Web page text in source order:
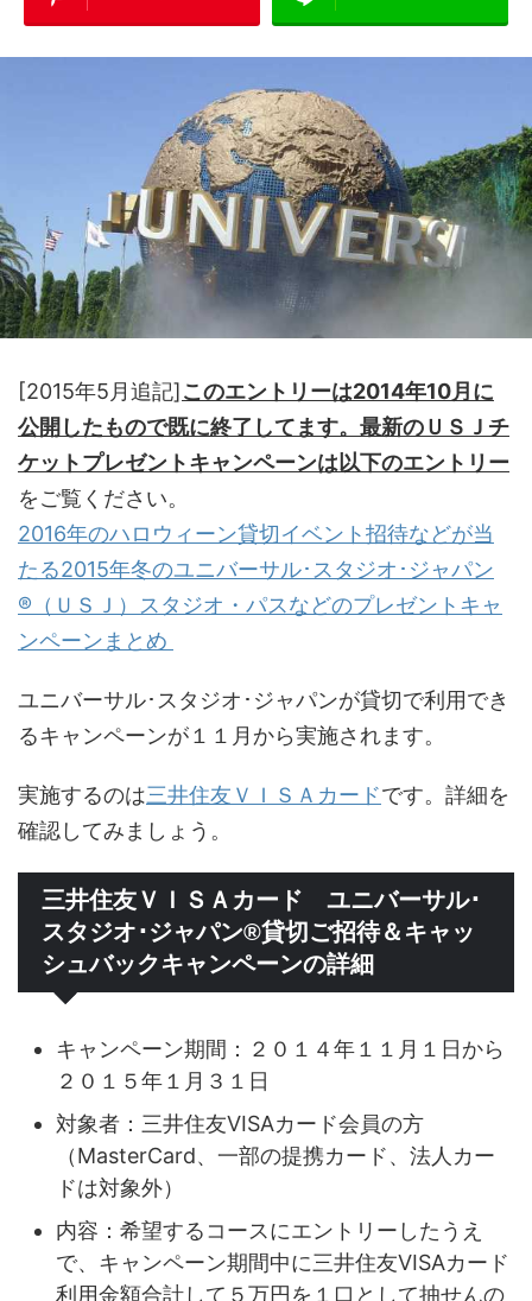
[2015年5月追記]このエントリーは2014年10月に
公開したもので既に終了してます。最新のＵＳＪチ
ケットプレゼントキャンペーンは以下のエントリー
をご覧ください。
2016年のハロウィーン貸切イベント招待などが当
たる2015年冬のユニバーサル･スタジオ･ジャパン
®（ＵＳＪ）スタジオ・パスなどのプレゼントキャ
ンペーンまとめ
ユニバーサル･スタジオ･ジャパンが貸切で利用でき
るキャンペーンが１１月から実施されます。
実施するのは三井住友ＶＩＳＡカードです。詳細を
確認してみましょう。
三井住友ＶＩＳＡカード ユニバーサル･
スタジオ･ジャパン®貸切ご招待＆キャッ
シュバックキャンペーンの詳細
キャンペーン期間：２０１４年１１月１日から
２０１５年１月３１日
対象者：三井住友VISAカード会員の方
（MasterCard、一部の提携カード、法人カー
ドは対象外）
内容：希望するコースにエントリーしたうえ
で、キャンペーン期間中に三井住友VISAカード
利用金額合計して５万円を１口として抽せんの